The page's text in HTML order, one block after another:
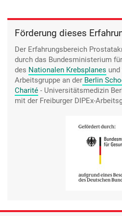
Förderung dieses
Der Erfahrungsbereich
durch das Bundesministerium
des Nationalen Krebsplanes
Arbeitsgruppe an der Berlin
Charité - Universitätsmedizin
mit der Freiburger DIPEx-